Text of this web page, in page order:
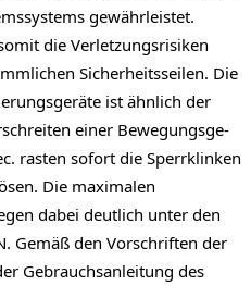
gewährleistet.
die Verletzungsrisiken
Sicherheitsseilen. Die
ist ähnlich der
einer Bewegungsge-
rasten sofort die Sperrklinken
Die maximalen
dabei deutlich unter den
Gemäß den Vorschriften der
Gebrauchsanleitung des